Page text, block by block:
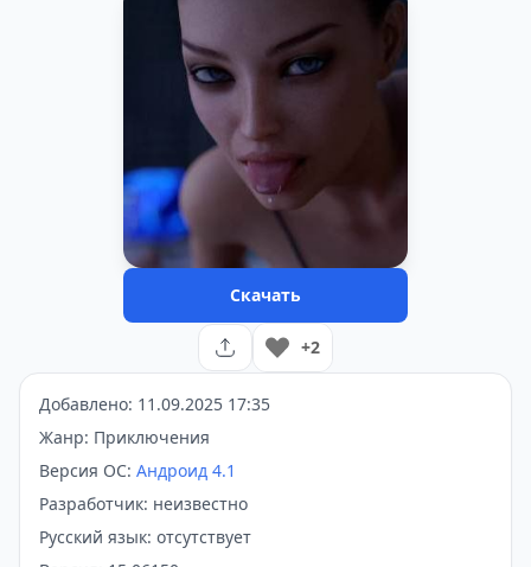
Скачать
+2
Добавлено: 11.09.2025 17:35
Жанр: Приключения
Версия ОС: Андроид 4.1
Разработчик: неизвестно
Русский язык: отсутствует